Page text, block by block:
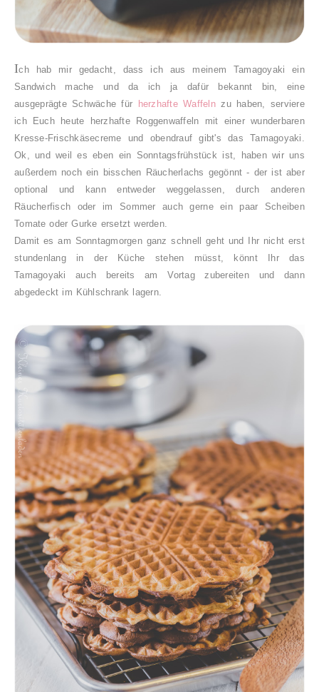
Ich hab mir gedacht, dass ich aus meinem Tamagoyaki ein
Sandwich mache und da ich ja dafür bekannt bin, eine
ausgeprägte Schwäche für
herzhafte Waffeln zu haben, serviere
ich Euch heute herzhafte Roggenwaffeln mit einer wunderbaren
Kresse-Frischkäsecreme und obendrauf gibt's das Tamagoyaki.
Ok, und weil es eben ein Sonntagsfrühstück ist, haben wir uns
außerdem noch ein bisschen Räucherlachs gegönnt - der ist aber
optional und kann entweder weggelassen, durch anderen
Räucherfisch oder im Sommer auch gerne ein paar Scheiben
Tomate oder Gurke ersetzt werden.
Damit es am Sonntagmorgen ganz schnell geht und Ihr nicht erst
stundenlang in der Küche stehen müsst, könnt Ihr das
Tamagoyaki auch bereits am Vortag zubereiten und dann
abgedeckt im Kühlschrank lagern.